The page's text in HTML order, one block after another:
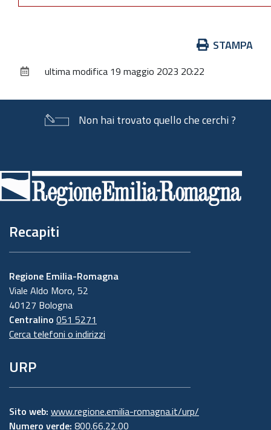
documento
STAMPA
ultima modifica 19 maggio 2023 20:22
Non hai trovato quello che cerchi ?
di
pagina
Recapiti
Regione Emilia-Romagna
Viale Aldo Moro, 52
40127 Bologna
Centralino 051 5271
Cerca telefoni o indirizzi
URP
Sito web: www.regione.emilia-romagna.it/urp/
Numero verde: 800.66.22.00